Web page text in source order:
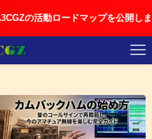
活動ロードマップを公開しました